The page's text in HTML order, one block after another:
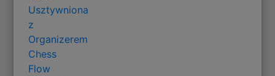
Usztywniona
z
Organizerem
Chess
Flow